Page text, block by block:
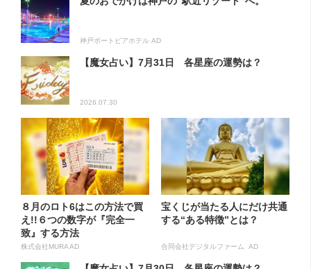
神戸ポートピアホテル AD
【魔女占い】7月31日 各星座の運勢は？
2026.07.30
８月のロト6はこの方法で買
え!!６つの数字が『完全一
致』する方法
株式会社MURA AD
宝くじが当たる人にだけ共通
する“ある特徴”とは？
合同会社デジタルファーム AD